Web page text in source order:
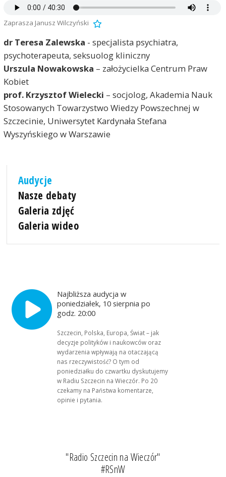
Zaprasza Janusz Wilczyński
dr Teresa Zalewska - specjalista psychiatra,
psychoterapeuta, seksuolog kliniczny
Urszula Nowakowska – założycielka Centrum Praw
Kobiet
prof. Krzysztof Wielecki – socjolog, Akademia Nauk
Stosowanych Towarzystwo Wiedzy Powszechnej w
Szczecinie, Uniwersytet Kardynała Stefana
Wyszyńskiego w Warszawie
Audycje
Nasze debaty
Galeria zdjęć
Galeria wideo
Najbliższa audycja w
poniedziałek, 10 sierpnia po
godz. 20:00
Szczecin, Polska, Europa, Świat – jak
decyzje polityków i naukowców oraz
wydarzenia wpływają na otaczającą
nas rzeczywistość? O tym od
poniedziałku do czwartku dyskutujemy
w Radiu Szczecin na Wieczór. Po 20
czekamy na Państwa komentarze,
opinie i pytania.
"Radio Szczecin na Wieczór"
#RSnW